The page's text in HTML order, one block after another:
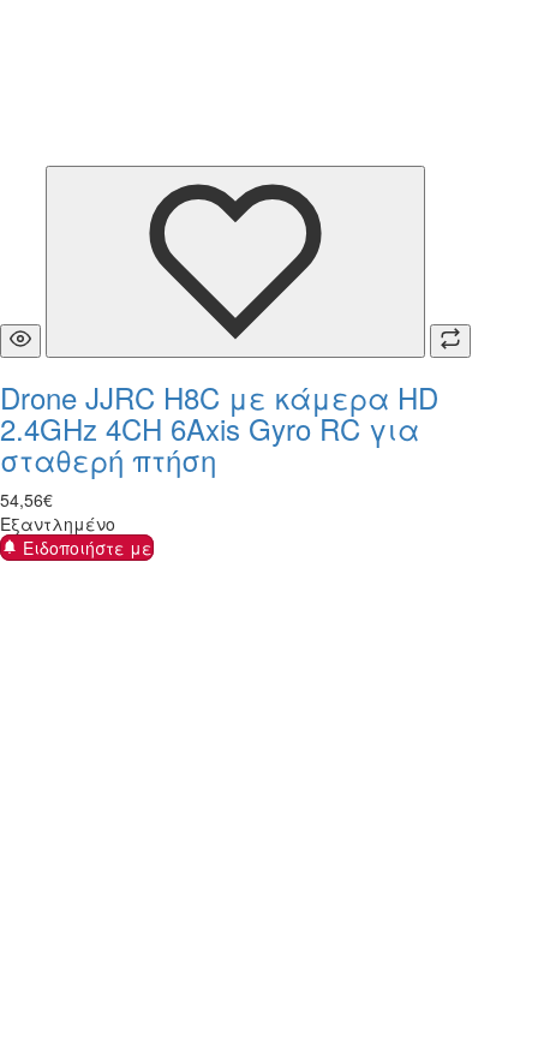
Drone JJRC H8C με κάμερα HD
2.4GHz 4CH 6Axis Gyro RC για
σταθερή πτήση
54,56€
Εξαντλημένο
Ειδοποιήστε με